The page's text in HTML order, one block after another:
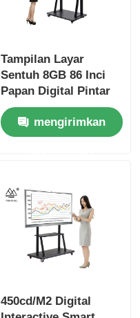
Tampilan Layar
Sentuh 8GB 86 Inci
Papan Digital Pintar
SSD 128G
mengirimkan
450cd/M2 Digital